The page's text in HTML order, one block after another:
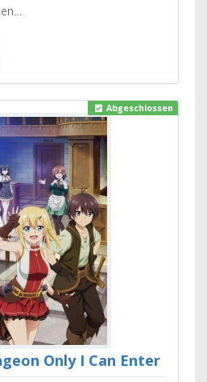
Abgeschlossen
Only I Can Enter